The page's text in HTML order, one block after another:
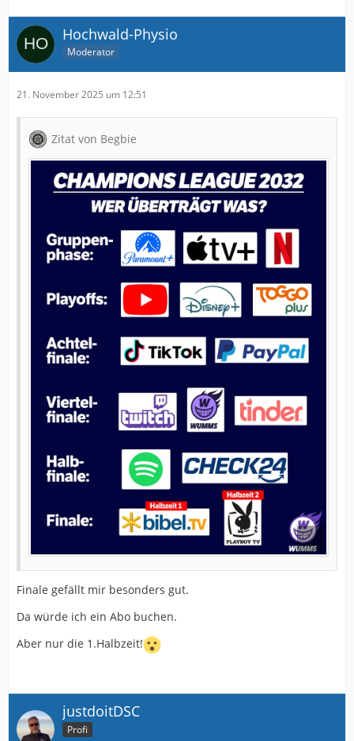
Hochwald-Physio
Moderator
21. November 2025 um 12:51
Zitat von Begbie
Finale gefällt mir besonders gut.
Da würde ich ein Abo buchen.
Aber nur die 1.Halbzeit!
justdoitDSC
Profi